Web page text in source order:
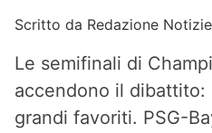
Scritto da Redazione
Le semifinali di
accendono il
grandi favoriti. PSG-